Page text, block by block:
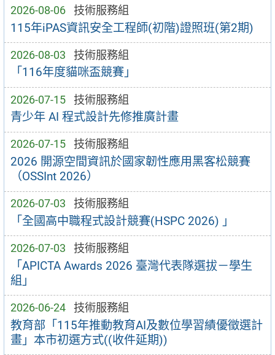
2026-08-06 技術服務組
115年iPAS資訊安全工程師(初階)證照班(第2期)
2026-08-03 技術服務組
「116年度貓咪盃競賽」
2026-07-15 技術服務組
青少年 AI 程式設計先修推廣計畫
2026-07-15 技術服務組
2026 開源空間資訊於國家韌性應用黑客松競賽
（OSSInt 2026）
2026-07-03 技術服務組
「全國高中職程式設計競賽(HSPC 2026) 」
2026-07-03 技術服務組
「APICTA Awards 2026 臺灣代表隊選拔－學生
組」
2026-06-24 技術服務組
教育部「115年推動教育AI及數位學習績優徵選計
畫」本市初選方式((收件延期))